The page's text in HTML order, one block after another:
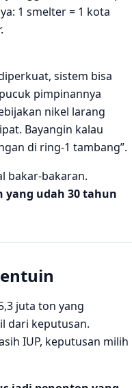
1 smelter = 1 kota
sistem bisa
pimpinannya
nikel larang
Bayangin kalau
di ring-1 tambang”.
bakar-bakaran.
udah 30 tahun
juta ton yang
dari keputusan.
IUP, keputusan milih